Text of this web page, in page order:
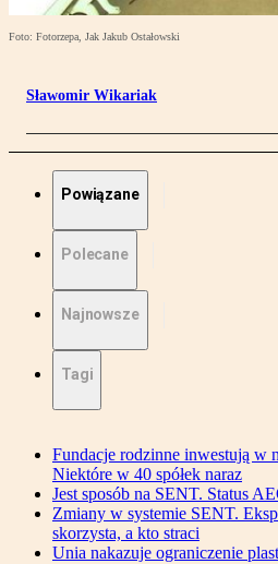
Foto: Fotorzepa, Jak Jakub Ostałowski
Sławomir Wikariak
Powiązane
Polecane
Najnowsze
Tagi
Fundacje rodzinne inwestują w
Niektóre w 40 spółek naraz
Jest sposób na SENT. Status
Zmiany w systemie SENT.
skorzysta, a kto straci
Unia nakazuje ograniczenie